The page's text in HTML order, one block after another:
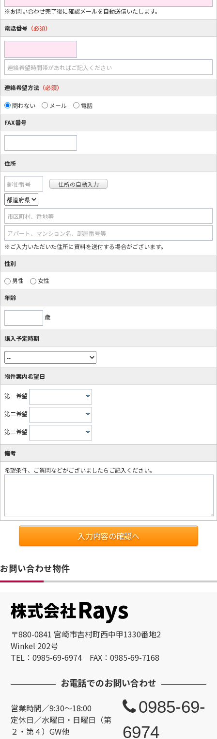
※お問い合わせ完了後に確認メールを自動送信いたします。
電話番号 （必須）
連絡希望時間帯があればご記入ください
連絡希望方法 （必須）
問わない メール 電話
FAX番号
住所
郵便番号
市区町村、番地等
アパート、マンション名、部屋番号等
※ご入力いただいた住所に資料を送付する場合がございます。
性別
男性 女性
年齢
歳
購入予定時期
物件案内希望日
第一希望
第二希望
第三希望
備考
希望条件、ご質問などがございましたらご記入ください。
入力内容の確認へ
お問い合わせ物件
〒880-0841 宮崎市吉村町西中甲1330番地2
Winkel 202号
TEL：0985-69-6974 FAX：0985-69-7168
お電話でのお問い合わせ
営業時間／9:30～18:00
定休日／水曜日・日曜日（第
２・第４）GW他
0985-69-
6974